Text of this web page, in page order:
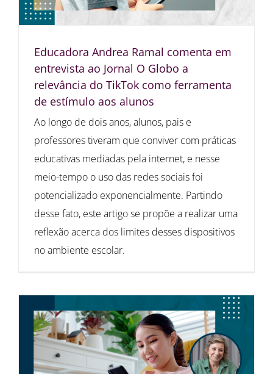
Educadora Andrea Ramal comenta em
entrevista ao Jornal O Globo a
relevância do TikTok como ferramenta
de estímulo aos alunos
Ao longo de dois anos, alunos, pais e
professores tiveram que conviver com práticas
educativas mediadas pela internet, e nesse
meio-tempo o uso das redes sociais foi
potencializado exponencialmente. Partindo
desse fato, este artigo se propõe a realizar uma
reflexão acerca dos limites desses dispositivos
no ambiente escolar.